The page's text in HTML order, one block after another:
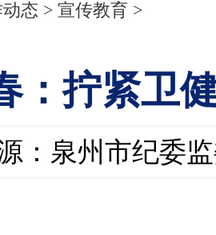
态 > 宣传教育 >
：拧紧卫
：泉州市纪委